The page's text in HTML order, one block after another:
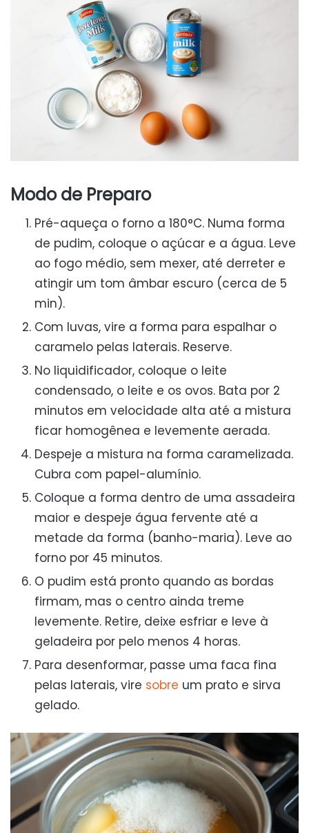
Modo de Preparo
Pré-aqueça o forno a 180°C. Numa forma
de pudim, coloque o açúcar e a água. Leve
ao fogo médio, sem mexer, até derreter e
atingir um tom âmbar escuro (cerca de 5
min).
Com luvas, vire a forma para espalhar o
caramelo pelas laterais. Reserve.
No liquidificador, coloque o leite
condensado, o leite e os ovos. Bata por 2
minutos em velocidade alta até a mistura
ficar homogênea e levemente aerada.
Despeje a mistura na forma caramelizada.
Cubra com papel-alumínio.
Coloque a forma dentro de uma assadeira
maior e despeje água fervente até a
metade da forma (banho-maria). Leve ao
forno por 45 minutos.
O pudim está pronto quando as bordas
firmam, mas o centro ainda treme
levemente. Retire, deixe esfriar e leve à
geladeira por pelo menos 4 horas.
Para desenformar, passe uma faca fina
pelas laterais, vire sobre um prato e sirva
gelado.